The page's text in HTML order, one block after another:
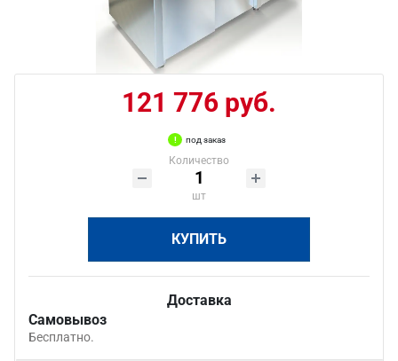
121 776 руб.
под заказ
Количество
шт
КУПИТЬ
Доставка
Самовывоз
Бесплатно.